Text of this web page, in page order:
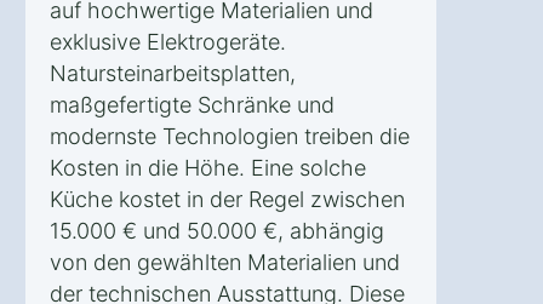
auf hochwertige Materialien und
exklusive Elektrogeräte.
Natursteinarbeitsplatten,
maßgefertigte Schränke und
modernste Technologien treiben die
Kosten in die Höhe. Eine solche
Küche kostet in der Regel zwischen
15.000 € und 50.000 €, abhängig
von den gewählten Materialien und
der technischen Ausstattung. Diese